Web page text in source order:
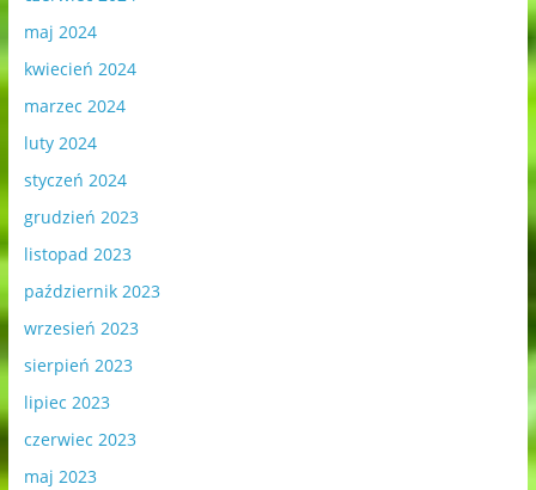
maj 2024
kwiecień 2024
marzec 2024
luty 2024
styczeń 2024
grudzień 2023
listopad 2023
październik 2023
wrzesień 2023
sierpień 2023
lipiec 2023
czerwiec 2023
maj 2023